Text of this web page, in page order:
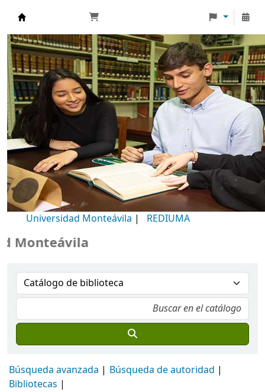
Biblioteca Universidad Monteávila
Universidad Monteávila | REDIUMA
Búsqueda avanzada
Búsqueda de autoridad
Bibliotecas